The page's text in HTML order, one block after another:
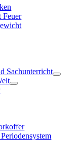
Feuer
Sachunterricht